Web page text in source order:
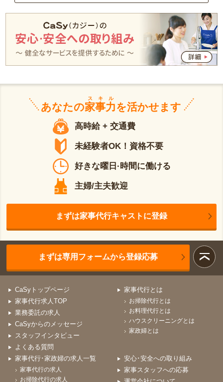
あなたの家事力
スキル
を活かせます
高時給 + 交通費
未経験者OK！資格不要
好きな曜日·時間に働ける
主婦/主夫歓迎
まずは家事代行キャストに登録
まずは専用フォームから登録応募
CaSyトップページ
家事代行求人TOP
業務委託の求人
CaSyからのメッセージ
スタッフインタビュー
よくある質問
家事代行とは
お掃除代行とは
お料理代行とは
ハウスクリーニングとは
家政婦とは
家事代行･家政婦の求人一覧
家事代行の求人
お掃除代行の求人
安心･安全への取り組み
家事スタッフへの応募